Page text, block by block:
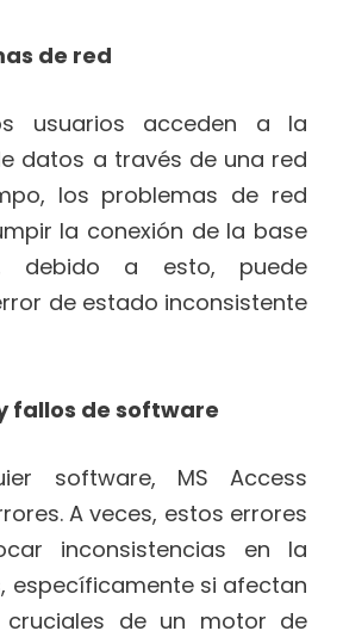
de red
usuarios acceden a la
datos a través de una red
los problemas de red
la conexión de la base
debido a esto, puede
de estado inconsistente
fallos de software
software, MS Access
A veces, estos errores
inconsistencias en la
específicamente si afectan
cruciales de un motor de